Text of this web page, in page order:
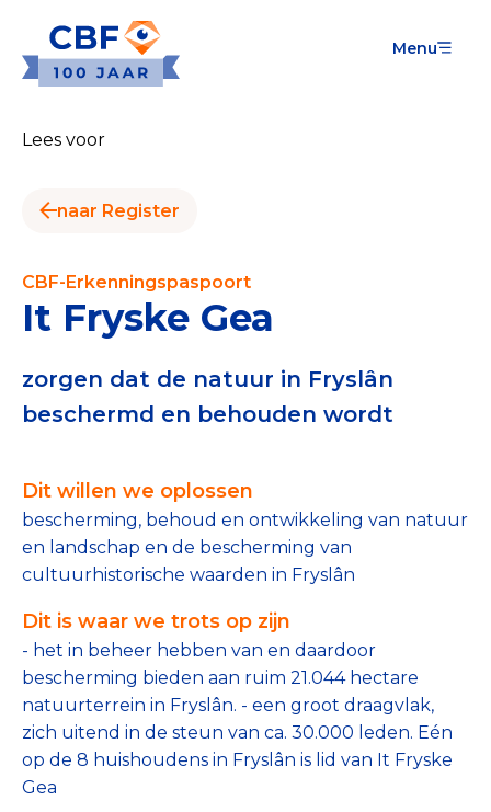
Menu
Goede Doelen
CBF-Erkenning aanvragen
Publiek
Veilig geven met het CBF-keurmerk
Check het CBF-keurmerk van een goed doel
Tips bij doneren: zo geef je veilig
Data & Onderzoek
Betrouwbare data over goede doelen
CBF-publicaties
State of the Sector
Het Nederlandse Donateurspanel
Lees voor
naar Register
CBF-Erkenningspaspoort
It Fryske Gea
zorgen dat de natuur in Fryslân
beschermd en behouden wordt
Dit willen we oplossen
bescherming, behoud en ontwikkeling van natuur
en landschap en de bescherming van
cultuurhistorische waarden in Fryslân
Dit is waar we trots op zijn
- het in beheer hebben van en daardoor
bescherming bieden aan ruim 21.044 hectare
natuurterrein in Fryslân. - een groot draagvlak,
zich uitend in de steun van ca. 30.000 leden. Eén
op de 8 huishoudens in Fryslân is lid van It Fryske
Gea